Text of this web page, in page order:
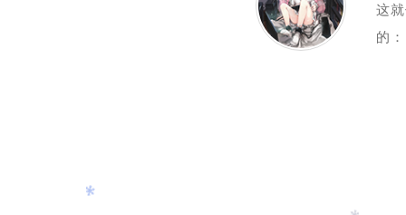
这
的